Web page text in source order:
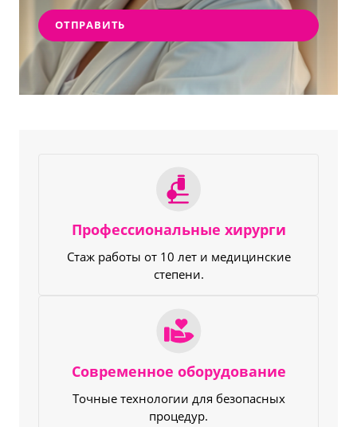
Профессиональные хирурги
Стаж работы от 10 лет и медицинские
степени.
Современное оборудование
Точные технологии для безопасных
процедур.